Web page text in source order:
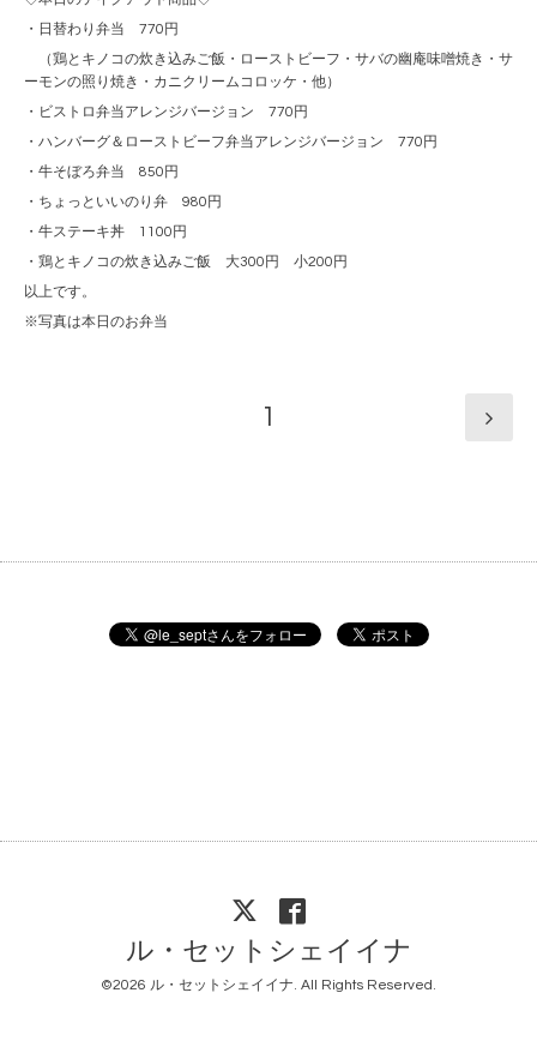
・日替わり弁当 770円
（鶏とキノコの炊き込みご飯・ローストビーフ・サバの幽庵味噌焼き・サ
ーモンの照り焼き・カニクリームコロッケ・他）
・ビストロ弁当アレンジバージョン 770円
・ハンバーグ＆ローストビーフ弁当アレンジバージョン 770円
・牛そぼろ弁当 850円
・ちょっといいのり弁 980円
・牛ステーキ丼 1100円
・鶏とキノコの炊き込みご飯 大300円 小200円
以上です。
※写真は本日のお弁当
1
ル・セットシェイイナ
©2026 ル・セットシェイイナ. All Rights Reserved.